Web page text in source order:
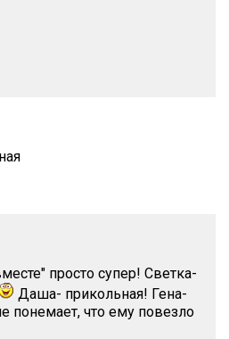
просто супер! Светка-
Даша- прикольная! Гена-
понемает, что ему повезло